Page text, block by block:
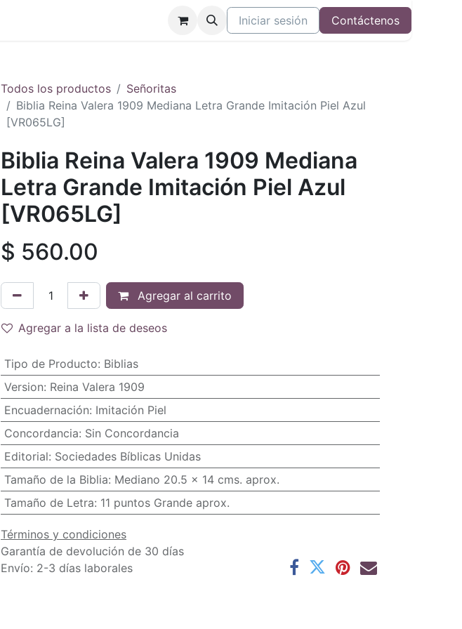
Iniciar sesión Contáctenos
Todos los productos
Señoritas
Biblia Reina Valera 1909 Mediana Letra Grande Imitación Piel Azul
[VR065LG]
Biblia Reina Valera 1909 Mediana
Letra Grande Imitación Piel Azul
[VR065LG]
$ 560.00
Agregar al carrito
Agregar a la lista de deseos
Tipo de Producto: Biblias
Version: Reina Valera 1909
Encuadernación: Imitación Piel
Concordancia: Sin Concordancia
Editorial: Sociedades Bíblicas Unidas
Tamaño de la Biblia: Mediano 20.5 x 14 cms. aprox.
Tamaño de Letra: 11 puntos Grande aprox.
Términos y condiciones
Garantía de devolución de 30 días
Envío: 2-3 días laborales